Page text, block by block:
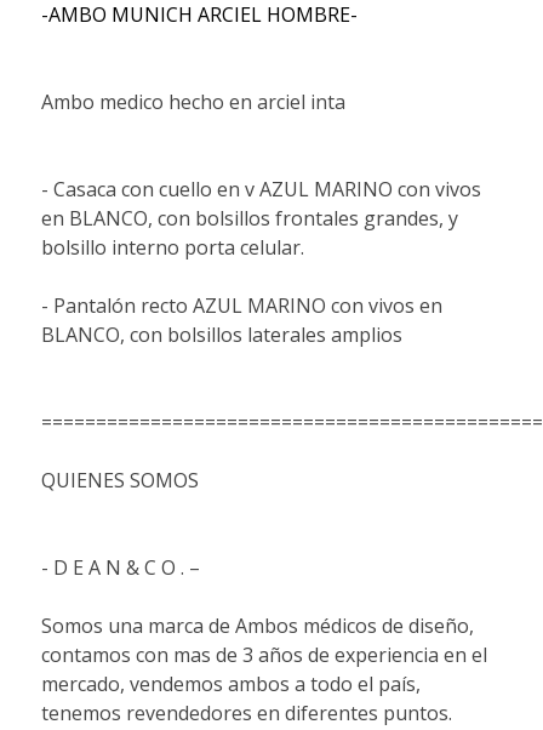
-AMBO MUNICH ARCIEL HOMBRE-
Ambo medico hecho en arciel inta
- Casaca con cuello en v AZUL MARINO con vivos
en BLANCO, con bolsillos frontales grandes, y
bolsillo interno porta celular.
- Pantalón recto AZUL MARINO con vivos en
BLANCO, con bolsillos laterales amplios
QUIENES SOMOS
- D E A N & C O . –
Somos una marca de Ambos médicos de diseño,
contamos con mas de 3 años de experiencia en el
mercado, vendemos ambos a todo el país,
tenemos revendedores en diferentes puntos.